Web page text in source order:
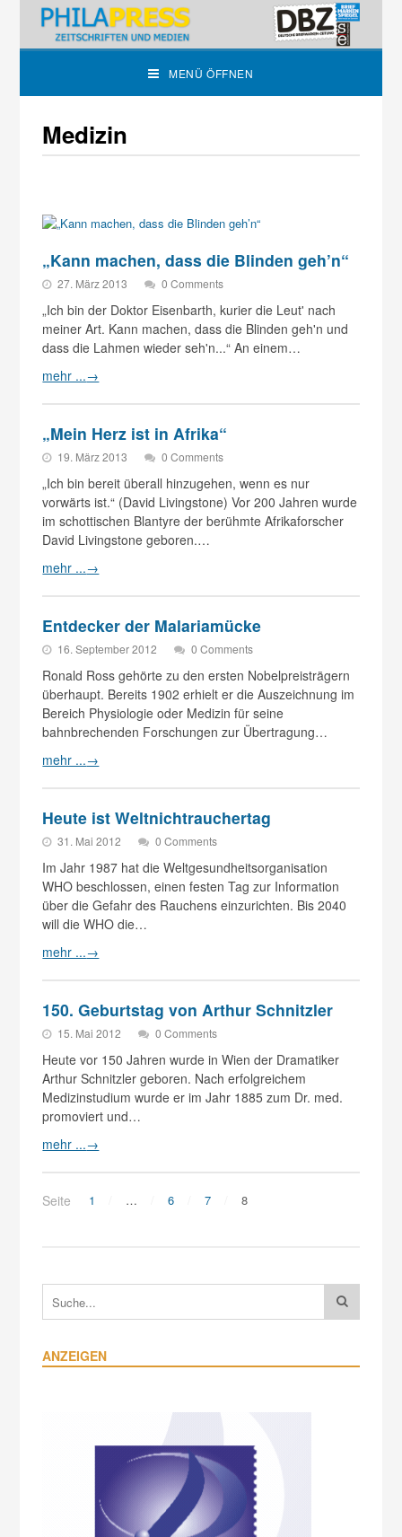
MENÜ ÖFFNEN
Medizin
„Kann machen, dass die Blinden geh’n“
27. März 2013 0 Comments
„Ich bin der Doktor Eisenbarth, kurier die Leut' nach
meiner Art. Kann machen, dass die Blinden geh'n und
dass die Lahmen wieder seh'n...“ An einem…
mehr ...→
„Mein Herz ist in Afrika“
19. März 2013 0 Comments
„Ich bin bereit überall hinzugehen, wenn es nur
vorwärts ist.“ (David Livingstone) Vor 200 Jahren wurde
im schottischen Blantyre der berühmte Afrikaforscher
David Livingstone geboren.…
mehr ...→
Entdecker der Malariamücke
16. September 2012 0 Comments
Ronald Ross gehörte zu den ersten Nobelpreisträgern
überhaupt. Bereits 1902 erhielt er die Auszeichnung im
Bereich Physiologie oder Medizin für seine
bahnbrechenden Forschungen zur Übertragung…
mehr ...→
Heute ist Weltnichtrauchertag
31. Mai 2012 0 Comments
Im Jahr 1987 hat die Weltgesundheitsorganisation
WHO beschlossen, einen festen Tag zur Information
über die Gefahr des Rauchens einzurichten. Bis 2040
will die WHO die…
mehr ...→
150. Geburtstag von Arthur Schnitzler
15. Mai 2012 0 Comments
Heute vor 150 Jahren wurde in Wien der Dramatiker
Arthur Schnitzler geboren. Nach erfolgreichem
Medizinstudium wurde er im Jahr 1885 zum Dr. med.
promoviert und…
mehr ...→
Seite 1 … 6 7 8
ANZEIGEN